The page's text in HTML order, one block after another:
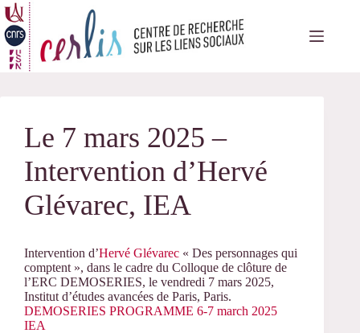
Passer
au
contenu
Le 7 mars 2025 –
Intervention d’Hervé
Glévarec, IEA
Intervention d’Hervé Glévarec « Des personnages qui
comptent », dans le cadre du Colloque de clôture de
l’ERC DEMOSERIES, le vendredi 7 mars 2025,
Institut d’études avancées de Paris, Paris.
DEMOSERIES PROGRAMME 6-7 march 2025
IEA